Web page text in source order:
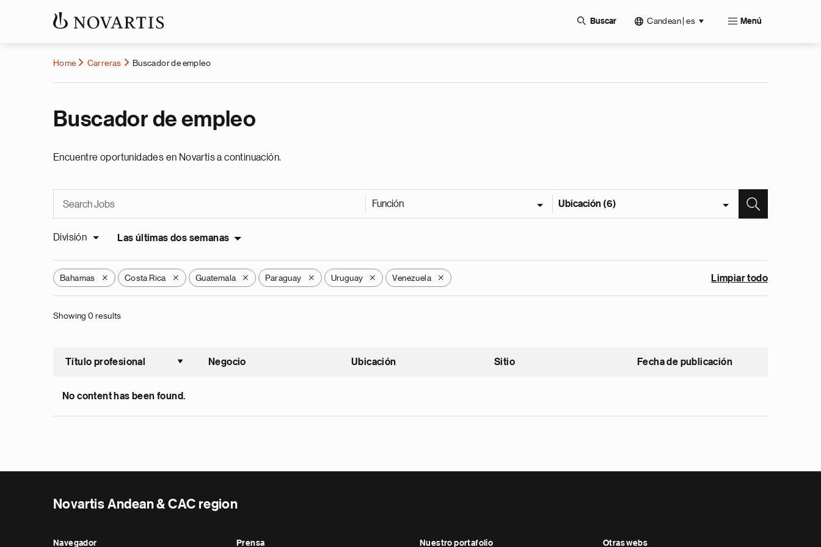
Buscar Candean | es Menú
Home Carreras Buscador de empleo
Buscador de empleo
Encuentre oportunidades en Novartis a continuación.
Función Ubicación (6)
División Las últimas dos semanas
Bahamas X Costa Rica X Guatemala X Paraguay X Uruguay X Venezuela X Limpiar todo
Showing 0 results
Título profesional
Ordenar ascendente
Negocio Ubicación Sitio Fecha de publicación
No content has been found.
Novartis Andean & CAC region
Navegador Prensa Nuestro portafolio Otras webs